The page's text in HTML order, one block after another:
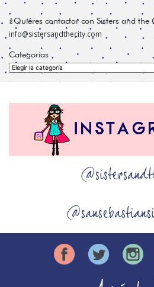
¿Quiéres contactar con Sisters and the
info@sistersandthecity.com
Categorías
Categorías